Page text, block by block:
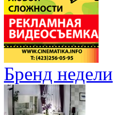
Бренд недели